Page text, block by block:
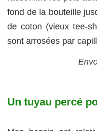
fond de la bouteille
de coton (vieux tee-
sont arrosées par
Un tuyau percé